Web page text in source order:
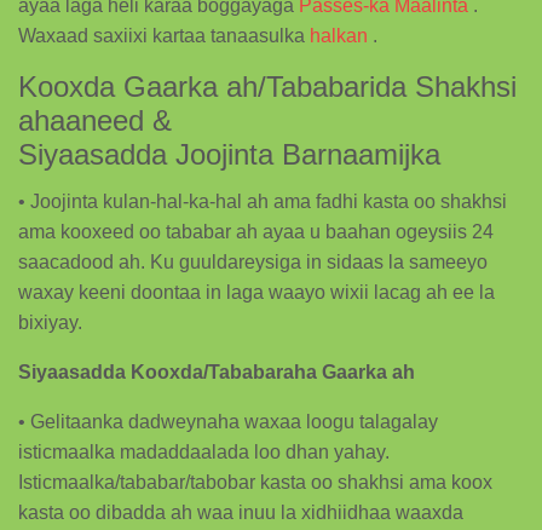
ayaa laga heli karaa boggayaga Passes-ka Maalinta .
Waxaad saxiixi kartaa tanaasulka halkan .
Kooxda Gaarka ah/Tababarida Shakhsi
ahaaneed &
Siyaasadda Joojinta Barnaamijka
• Joojinta kulan-hal-ka-hal ah ama fadhi kasta oo shakhsi
ama kooxeed oo tababar ah ayaa u baahan ogeysiis 24
saacadood ah. Ku guuldareysiga in sidaas la sameeyo
waxay keeni doontaa in laga waayo wixii lacag ah ee la
bixiyay.
Siyaasadda Kooxda/Tababaraha Gaarka ah
• Gelitaanka dadweynaha waxaa loogu talagalay
isticmaalka madaddaalada loo dhan yahay.
Isticmaalka/tababar/tabobar kasta oo shakhsi ama koox
kasta oo dibadda ah waa inuu la xidhiidhaa waaxda